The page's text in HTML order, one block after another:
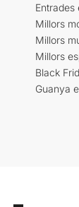
Millors
Millors
Millors
Black
Guanya